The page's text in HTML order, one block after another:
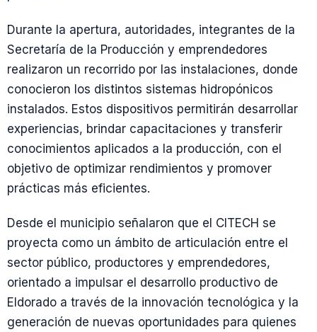
Durante la apertura, autoridades, integrantes de la
Secretaría de la Producción y emprendedores
realizaron un recorrido por las instalaciones, donde
conocieron los distintos sistemas hidropónicos
instalados. Estos dispositivos permitirán desarrollar
experiencias, brindar capacitaciones y transferir
conocimientos aplicados a la producción, con el
objetivo de optimizar rendimientos y promover
prácticas más eficientes.
Desde el municipio señalaron que el CITECH se
proyecta como un ámbito de articulación entre el
sector público, productores y emprendedores,
orientado a impulsar el desarrollo productivo de
Eldorado a través de la innovación tecnológica y la
generación de nuevas oportunidades para quienes